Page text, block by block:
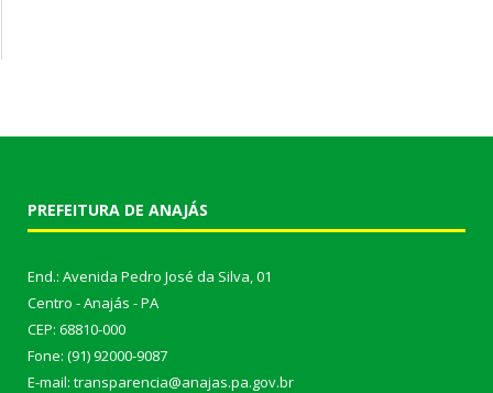
PREFEITURA DE ANAJÁS
End.: Avenida Pedro José da Silva, 01
Centro - Anajás - PA
CEP: 68810-000
Fone: (91) 92000-9087
E-mail: transparencia@anajas.pa.gov.br